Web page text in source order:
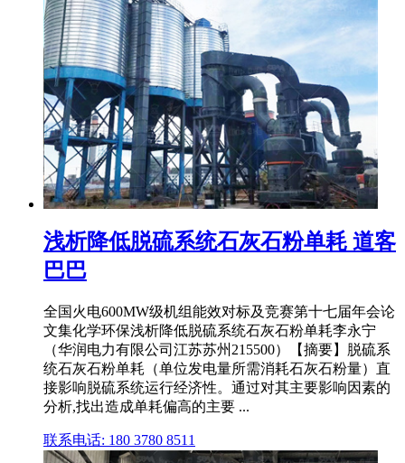
浅析降低脱硫系统石灰石粉单耗 道客
巴巴
全国火电600MW级机组能效对标及竞赛第十七届年会论
文集化学环保浅析降低脱硫系统石灰石粉单耗李永宁
（华润电力有限公司江苏苏州215500）【摘要】脱硫系
统石灰石粉单耗（单位发电量所需消耗石灰石粉量）直
接影响脱硫系统运行经济性。通过对其主要影响因素的
分析,找出造成单耗偏高的主要 ...
联系电话: 180 3780 8511